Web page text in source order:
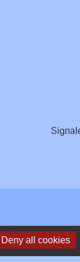
Deny all cookies